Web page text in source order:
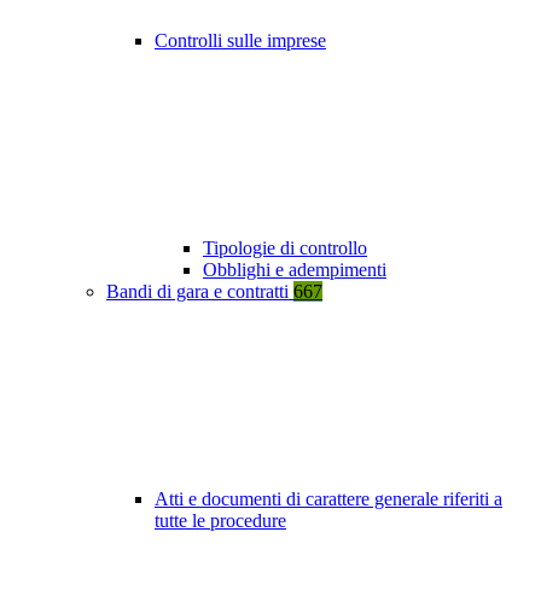
Controlli sulle imprese
Tipologie di controllo
Obblighi e adempimenti
Bandi di gara e contratti 667
Atti e documenti di carattere generale riferiti a
tutte le procedure